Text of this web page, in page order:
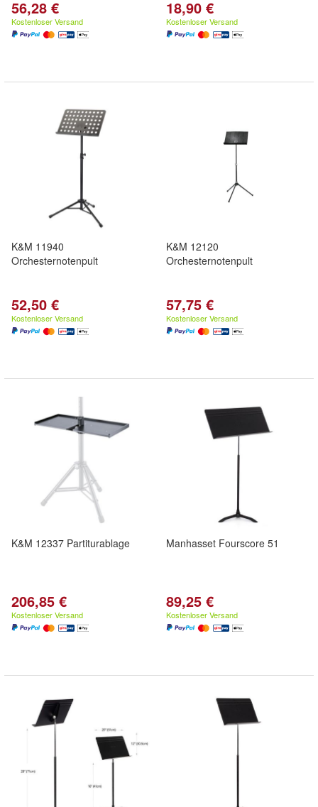
56,28 €
Kostenloser Versand
18,90 €
Kostenloser Versand
K&M 11940
Orchesternotenpult
52,50 €
Kostenloser Versand
K&M 12120
Orchesternotenpult
57,75 €
Kostenloser Versand
K&M 12337 Partiturablage
206,85 €
Kostenloser Versand
Manhasset Fourscore 51
89,25 €
Kostenloser Versand